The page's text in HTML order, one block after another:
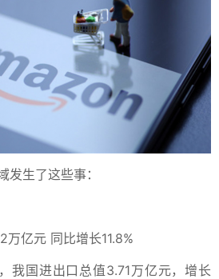
发生了这些事：
万亿元 同比增长11.8%
我国进出口总值3.71万亿元，增长